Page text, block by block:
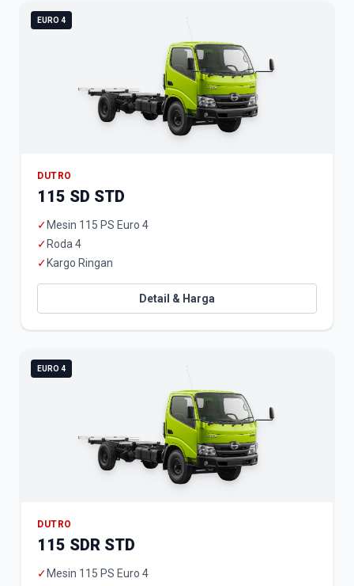
EURO 4
DUTRO
115 SD STD
✓ Mesin 115 PS Euro 4
✓ Roda 4
✓ Kargo Ringan
Detail & Harga
EURO 4
DUTRO
115 SDR STD
✓ Mesin 115 PS Euro 4